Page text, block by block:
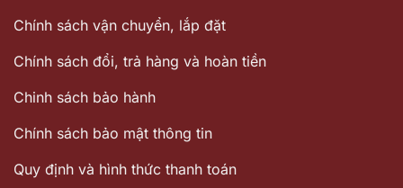
Chính sách vận chuyển, lắp đặt
Chính sách đổi, trả hàng và hoàn tiền
Chinh sách bảo hành
Chính sách bảo mật thông tin
Quy định và hình thức thanh toán